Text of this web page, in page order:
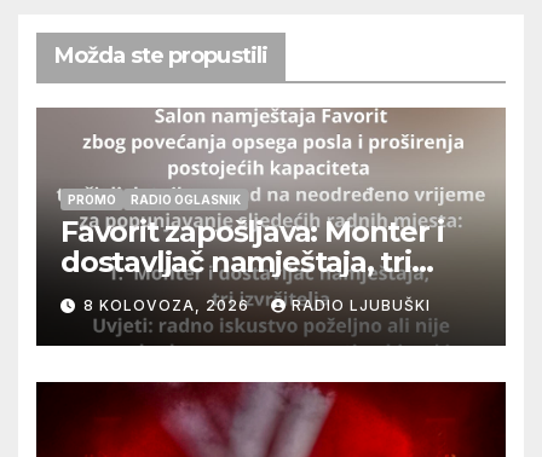
Možda ste propustili
PROMO RADIO OGLASNIK
Favorit zapošljava: Monter i
dostavljač namještaja, tri
izvršitelja
8 KOLOVOZA, 2026 RADIO LJUBUŠKI